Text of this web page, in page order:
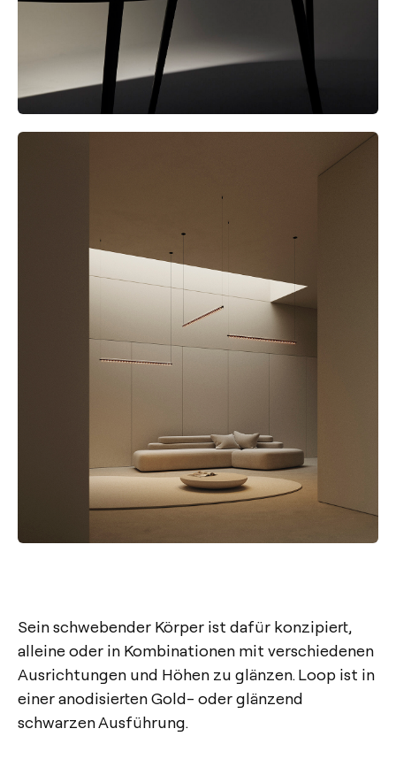
Sein schwebender Körper ist dafür konzipiert,
alleine oder in Kombinationen mit verschiedenen
Ausrichtungen und Höhen zu glänzen. Loop ist in
einer anodisierten Gold- oder glänzend
schwarzen Ausführung.